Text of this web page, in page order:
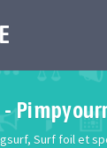
Surf foil et